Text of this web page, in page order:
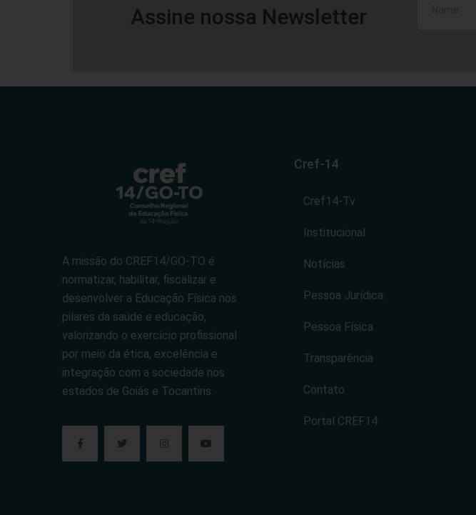
Assine nossa Newsletter
A missão do CREF14/GO-TO é
normatizar, habilitar, fiscalizar e
desenvolver a Educação Física nos
pilares da saúde e educação,
valorizando o exercício profissional
por meio da ética, excelência e
integração com a sociedade nos
estados de Goiás e Tocantins.
Cref-14
Cref14-Tv
Institucional
Notícias
Pessoa Jurídica
Pessoa Física
Transparência
Contato
Portal CREF14